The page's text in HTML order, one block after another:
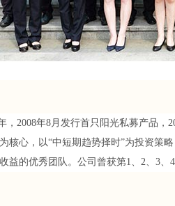
，2008年8月发行首只阳光私募产品
核心，以“中短期趋势择时”为投资策
益的优秀团队。公司曾获第1、2、3、